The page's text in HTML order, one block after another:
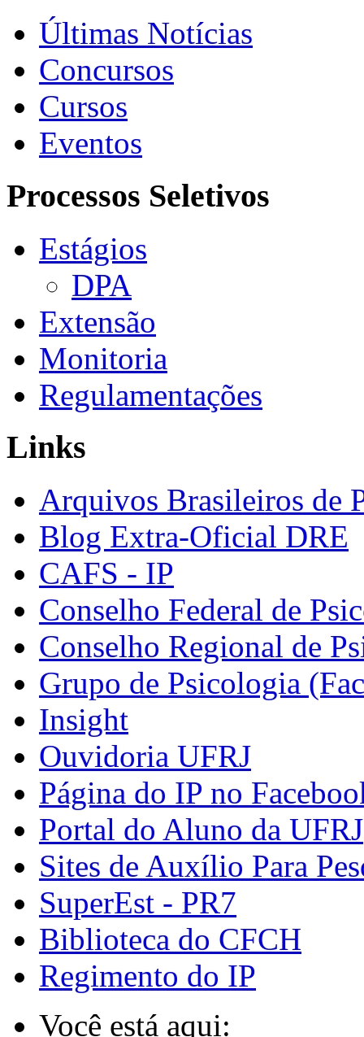
Últimas Notícias
Concursos
Cursos
Eventos
Processos Seletivos
Estágios
DPA
Extensão
Monitoria
Regulamentações
Links
Arquivos Brasileiros de
Blog Extra-Oficial DRE
CAFS - IP
Conselho Federal de
Conselho Regional de
Grupo de Psicologia
Insight
Ouvidoria UFRJ
Página do IP no
Portal do Aluno da UFRJ
Sites de Auxílio Para
SuperEst - PR7
Biblioteca do CFCH
Regimento do IP
Você está aqui: